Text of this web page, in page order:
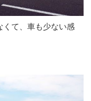
て、車も少ない感